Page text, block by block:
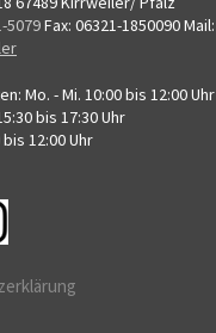
5079Fax: 06321-1850090Mail:
Mo. - Mi. 10:00 bis 12:00 Uhr
bis 17:30 Uhr
12:00 Uhr